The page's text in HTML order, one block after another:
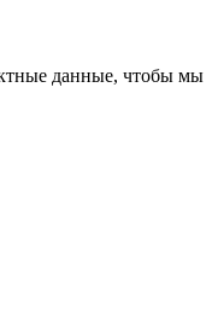
данные, чтобы мы